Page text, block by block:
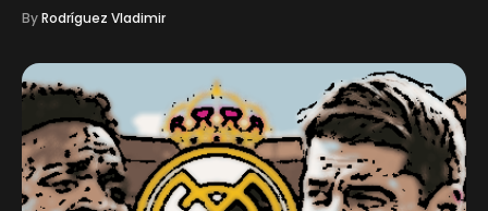
ByRodríguez Vladimir